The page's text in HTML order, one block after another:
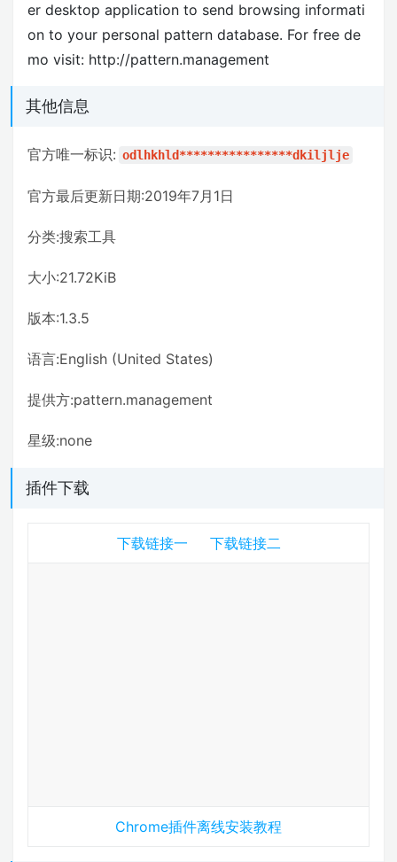
er desktop application to send browsing informati
on to your personal pattern database. For free de
mo visit: http://pattern.management
其他信息
官方唯一标识: odlhkhld****************dkiljlje
官方最后更新日期:2019年7月1日
分类:搜索工具
大小:21.72KiB
版本:1.3.5
语言:English (United States)
提供方:pattern.management
星级:none
插件下载
下载链接一 下载链接二
Chrome插件离线安装教程